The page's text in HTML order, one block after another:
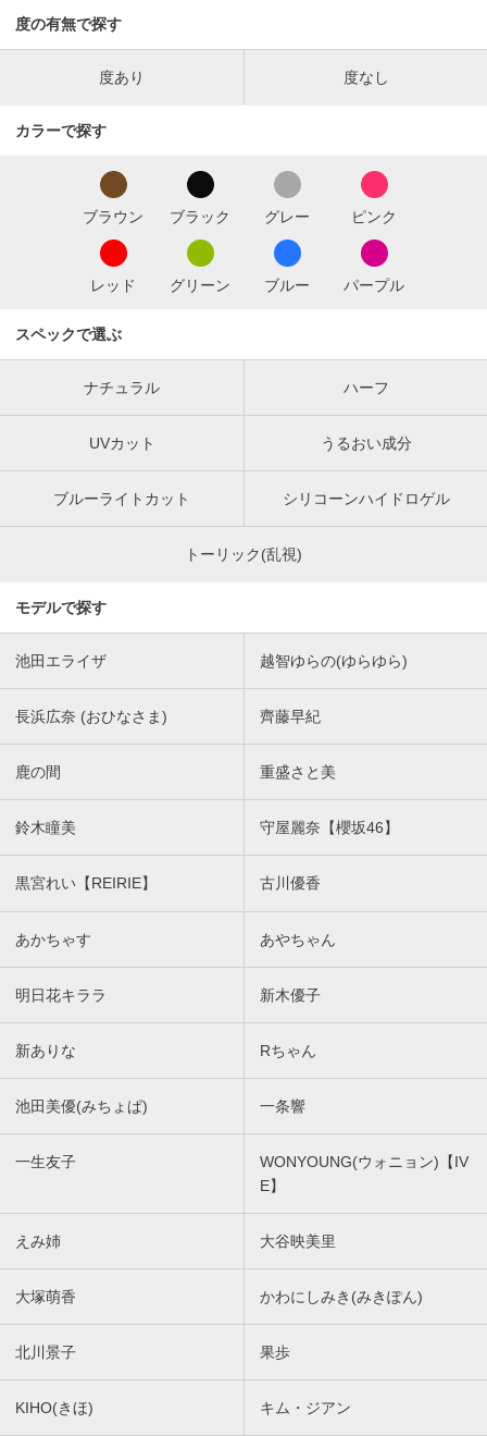
度の有無で探す
度あり 度なし
カラーで探す
ブラウン ブラック グレー ピンク
レッド グリーン ブルー パープル
スペックで選ぶ
ナチュラル ハーフ
UVカット うるおい成分
ブルーライトカット シリコーンハイドロゲル
トーリック(乱視)
モデルで探す
池田エライザ 越智ゆらの(ゆらゆら)
長浜広奈 (おひなさま) 齊藤早紀
鹿の間 重盛さと美
鈴木瞳美 守屋麗奈【櫻坂46】
黒宮れい【REIRIE】 古川優香
あかちゃす あやちゃん
明日花キララ 新木優子
新ありな Rちゃん
池田美優(みちょぱ) 一条響
一生友子
WONYOUNG(ウォニョン)【IV
E】
えみ姉 大谷映美里
大塚萌香 かわにしみき(みきぽん)
北川景子 果歩
KIHO(きほ) キム・ジアン